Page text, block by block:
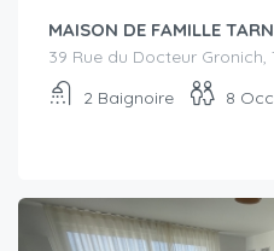
MAISON DE FAMILLE
39 Rue du Docteur Gronich,
2 Baignoire 8